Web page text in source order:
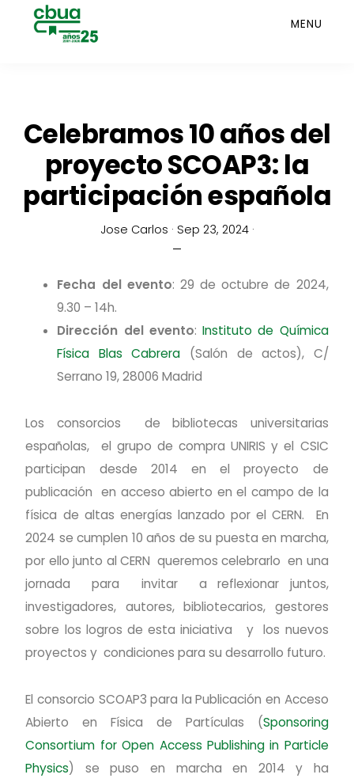
Saltar
MENU
Celebramos 10 años del
proyecto SCOAP3: la
participación española
Jose Carlos · Sep 23, 2024·
Fecha del evento: 29 de octubre de 2024,
9.30 – 14h.
Dirección del evento:Instituto de Química
Física Blas Cabrera (Salón de actos), C/
Serrano 19, 28006 Madrid
Los consorcios de bibliotecas universitarias
españolas, el grupo de compra UNIRIS y el CSIC
participan desde 2014 en el proyecto de
publicación en acceso abierto en el campo de la
física de altas energías lanzado por el CERN. En
2024 se cumplen 10 años de su puesta en marcha,
por ello junto al CERN queremos celebrarlo en una
jornada para invitar a reflexionar juntos,
investigadores, autores, bibliotecarios, gestores
sobre los logros de esta iniciativa y los nuevos
proyectos y condiciones para su desarrollo futuro.
El consorcio SCOAP3 para la Publicación en Acceso
Abierto en Física de Partículas (Sponsoring
Consortium for Open Access Publishing in Particle
Physics) se puso en marcha en 2014 y ha